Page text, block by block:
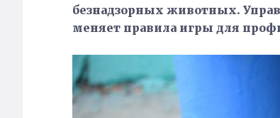
безнадзорных животных.
меняет правила игры для